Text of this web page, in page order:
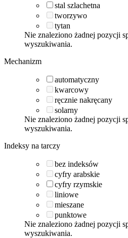
stal szlachetna
tworzywo
tytan
Nie znaleziono żadnej pozycji
wyszukiwania.
Mechanizm
automatyczny
kwarcowy
ręcznie nakręcany
solarny
Nie znaleziono żadnej pozycji
wyszukiwania.
Indeksy na tarczy
bez indeksów
cyfry arabskie
cyfry rzymskie
liniowe
mieszane
punktowe
Nie znaleziono żadnej pozycji
wyszukiwania.